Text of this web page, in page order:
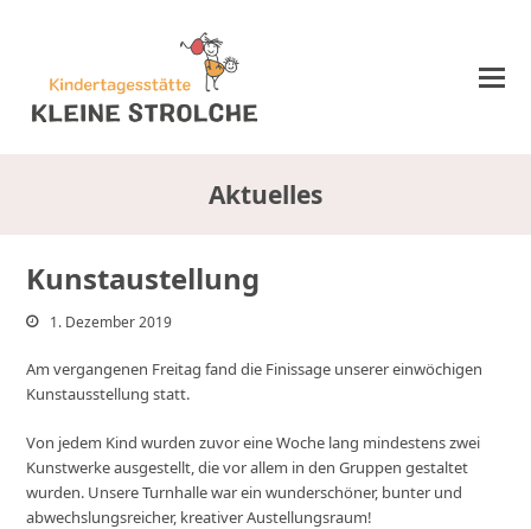
Aktuelles
Kunstaustellung
1. Dezember 2019
Am vergangenen Freitag fand die Finissage unserer einwöchigen
Kunstausstellung statt.
Von jedem Kind wurden zuvor eine Woche lang mindestens zwei
Kunstwerke ausgestellt, die vor allem in den Gruppen gestaltet
wurden. Unsere Turnhalle war ein wunderschöner, bunter und
abwechslungsreicher, kreativer Austellungsraum!